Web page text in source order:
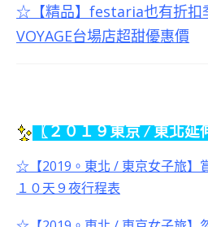
☆【精品】festaria也有折扣
VOYAGE台場店超甜優惠價
〖２０１９東京 / 東北延
☆【2019 。東北 / 東京女子旅】
１０天９夜行程表